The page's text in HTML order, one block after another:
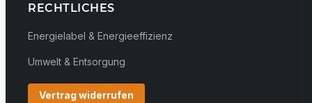
RECHTLICHES
Energielabel & Energieeffizienz
Umwelt & Entsorgung
Vertrag widerrufen